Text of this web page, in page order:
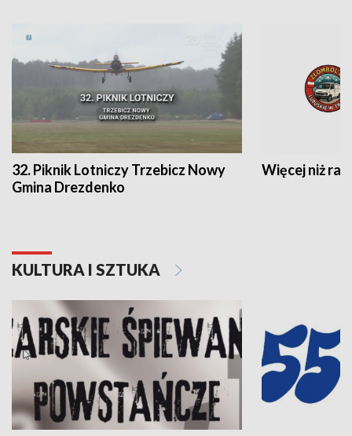
32. Piknik Lotniczy Trzebicz Nowy
Gmina Drezdenko
Więcej niż rajd
KULTURA I SZTUKA